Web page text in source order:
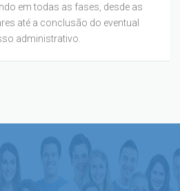
em todas as fases, desde as
até a conclusão do eventual
administrativo.